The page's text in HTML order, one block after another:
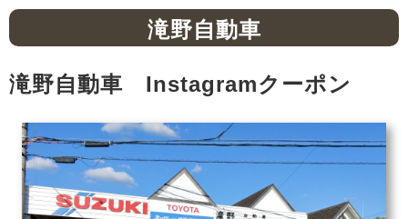
滝野自動車
滝野自動車 Instagramクーポン